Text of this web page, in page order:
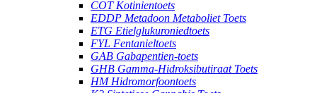
COT Kotinientoets
EDDP Metadoon Metaboliet Toets
ETG Etielglukuroniedtoets
FYL Fentanieltoets
GAB Gabapentien-toets
GHB Gamma-Hidroksibutiraat Toets
HM Hidromorfoontoets